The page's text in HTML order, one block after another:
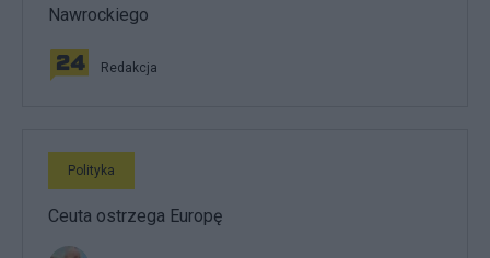
Nawrockiego
Redakcja
Polityka
Ceuta ostrzega Europę